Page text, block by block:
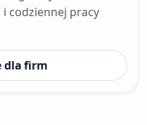
codziennej pracy
dla firm